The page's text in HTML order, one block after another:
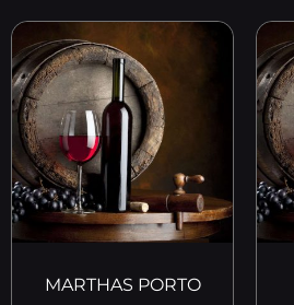
MARTHAS PORTO